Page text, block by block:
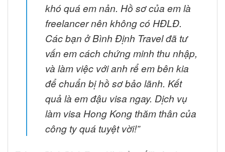
khó quá em nản. Hồ sơ của em là
freelancer nên không có HĐLĐ.
Các bạn ở Bình Định Travel đã tư
vấn em cách chứng minh thu nhập,
và làm việc với anh rể em bên kia
để chuẩn bị hồ sơ bảo lãnh. Kết
quả là em đậu visa ngay. Dịch vụ
làm visa Hong Kong thăm thân của
công ty quá tuyệt vời!”